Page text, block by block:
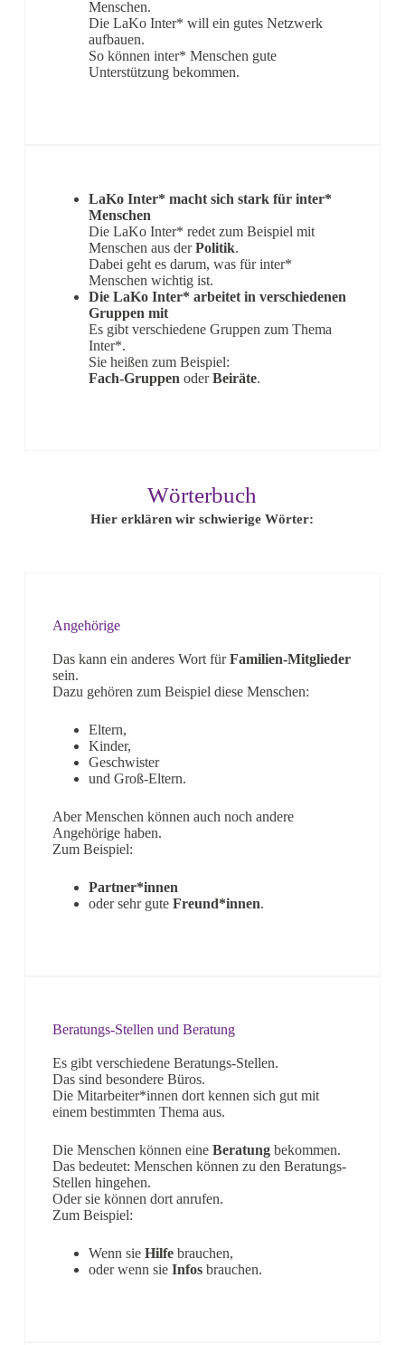
Menschen.
Die LaKo Inter* will ein gutes Netzwerk
aufbauen.
So können inter* Menschen gute
Unterstützung bekommen.
LaKo Inter* macht sich stark für inter*
Menschen
Die LaKo Inter* redet zum Beispiel mit
Menschen aus derPolitik.
Dabei geht es darum, was für inter*
Menschen wichtig ist.
Die LaKo Inter* arbeitet in verschiedenen
Gruppen mit
Es gibt verschiedene Gruppen zum Thema
Inter*.
Sie heißen zum Beispiel:
Fach-Gruppen oderBeiräte.
Wörterbuch
Hier erklären wir schwierige Wörter:
Angehörige
Das kann ein anderes Wort fürFamilien-Mitglieder
sein.
Dazu gehören zum Beispiel diese Menschen:
Eltern,
Kinder,
Geschwister
und Groß-Eltern.
Aber Menschen können auch noch andere
Angehörige haben.
Zum Beispiel:
Partner*innen
oder sehr gute Freund*innen.
Beratungs-Stellen und Beratung
Es gibt verschiedene Beratungs-Stellen.
Das sind besondere Büros.
Die Mitarbeiter*innen dort kennen sich gut mit
einem bestimmten Thema aus.
Die Menschen können eine Beratungbekommen.
Das bedeutet: Menschen können zu den Beratungs-
Stellen hingehen.
Oder sie können dort anrufen.
Zum Beispiel:
Wenn sie Hilfebrauchen,
oder wenn sie Infosbrauchen.